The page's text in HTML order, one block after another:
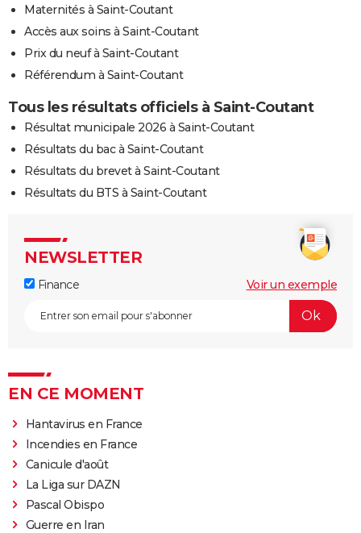
Maternités à Saint-Coutant
Accès aux soins à Saint-Coutant
Prix du neuf à Saint-Coutant
Référendum à Saint-Coutant
Tous les résultats officiels à Saint-Coutant
Résultat municipale 2026 à Saint-Coutant
Résultats du bac à Saint-Coutant
Résultats du brevet à Saint-Coutant
Résultats du BTS à Saint-Coutant
NEWSLETTER
Finance Voir un exemple
EN CE MOMENT
Hantavirus en France
Incendies en France
Canicule d'août
La Liga sur DAZN
Pascal Obispo
Guerre en Iran